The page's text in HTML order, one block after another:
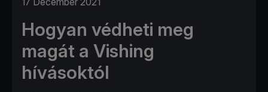
Hogyan védheti meg
magát a Vishing
hívásoktól